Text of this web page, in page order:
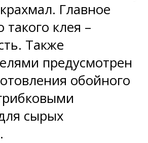
Главное
такого клея –
Также
предусмотрен
обойного
сырых